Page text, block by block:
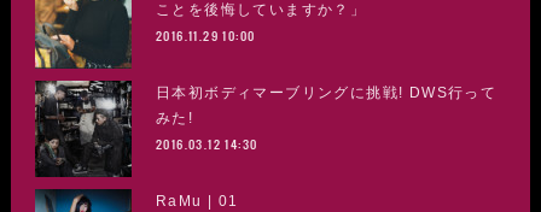
ことを後悔していますか？」
2016.11.29 10:00
日本初ボディマーブリングに挑戦! DWS行って
みた!
2016.03.12 14:30
RaMu | 01